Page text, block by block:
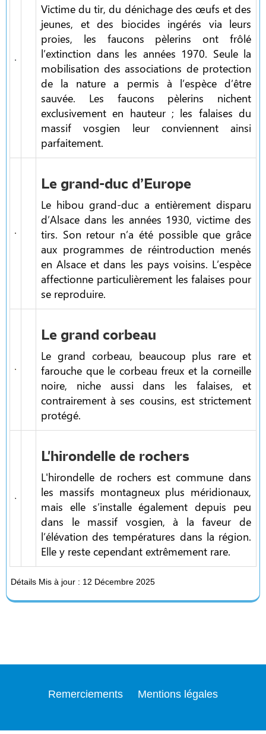
Victime du tir, du dénichage des œufs et des
jeunes, et des biocides ingérés via leurs
proies, les faucons pèlerins ont frôlé
l’extinction dans les années 1970. Seule la
mobilisation des associations de protection
de la nature a permis à l’espèce d’être
sauvée. Les faucons pèlerins nichent
exclusivement en hauteur ; les falaises du
massif vosgien leur conviennent ainsi
parfaitement.
Le grand-duc d’Europe
Le hibou grand-duc a entièrement disparu
d’Alsace dans les années 1930, victime des
tirs. Son retour n’a été possible que grâce
aux programmes de réintroduction menés
en Alsace et dans les pays voisins. L’espèce
affectionne particulièrement les falaises pour
se reproduire.
Le grand corbeau
Le grand corbeau, beaucoup plus rare et
farouche que le corbeau freux et la corneille
noire, niche aussi dans les falaises, et
contrairement à ses cousins, est strictement
protégé.
L'hirondelle de rochers
L'hirondelle de rochers est commune dans
les massifs montagneux plus méridionaux,
mais elle s’installe également depuis peu
dans le massif vosgien, à la faveur de
l’élévation des températures dans la région.
Elle y reste cependant extrêmement rare.
Détails Mis à jour : 12 Décembre 2025
Remerciements Mentions légales